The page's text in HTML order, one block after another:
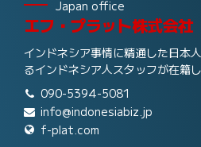
Japan office
エフ・プラット株式会社
インドネシア事情に精通した日本
るインドネシア人スタッフが在籍し
090-5394-5081
info@indonesiabiz.jp
f-plat.com